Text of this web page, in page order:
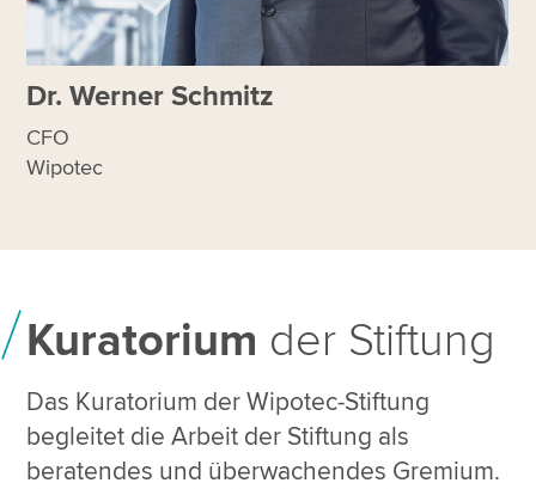
Dr. Werner Schmitz
CFO
Wipotec
Kuratorium der Stiftung
Das Kuratorium der Wipotec-Stiftung
begleitet die Arbeit der Stiftung als
beratendes und überwachendes Gremium.